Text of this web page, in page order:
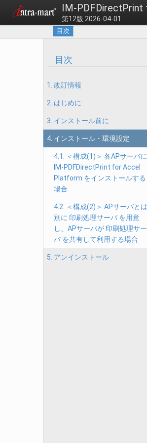
IM-
第12版 2026-04-01
目次
目次
1. 改訂情報
2. はじめに
3. インストール前に
4. インストール・環境設定
4.1. ＜構成(1)＞ 各APサーバに
IM-PDFDirectPrint for Accel
Platform をインストールする
場合
4.2. ＜構成(2)＞ APサーバとは
別に 印刷処理サーバ を用意
し、APサーバが 印刷処理サー
バ を共有して利用する場合
5. アンインストール